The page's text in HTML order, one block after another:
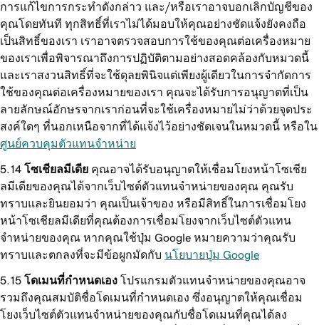
การแก้ไขการกระทำดังกล่าว และ/หรือเราอาจบอกเลิกบัญชีของ
คุณโดยทันที ทุกสิทธิ์ที่เราไม่ได้มอบให้คุณอย่างชัดแจ้งยังคงถือ
เป็นสิทธิ์ของเรา เราอาจตรวจสอบการใช้ของคุณต่อเครื่องหมาย
ของเราเพื่อพิจารณาถึงการปฏิบัติตามอย่างสอดคล้องกับหมวดนี้
และเราสงวนสิทธิ์ที่จะใช้ดุลยพินิจแต่เพียงผู้เดียวในการจำกัดการ
ใช้ของคุณต่อเครื่องหมายของเรา คุณจะได้รับการอนุญาตที่เป็น
ลายลักษณ์อักษรจากเราก่อนที่จะใช้เครื่องหมายไม่ว่าด้วยจุดประ
สงค์ใดๆ ที่นอกเหนือจากที่ได้แจ้งไว้อย่างชัดเจนในหมวดนี้ หรือใน
ศูนย์ควบคุมตัวแทนจำหน่าย
โซเชียลมีเดีย คุณอาจได้รับอนุญาตให้เชื่อมโยงหน้าโซเชีย
ลมีเดียของคุณได้จากเว็บไซต์ตัวแทนจำหน่ายของคุณ คุณรับ
ทราบและยินยอมว่า คุณเป็นเจ้าของ หรือมีสิทธิ์ในการเชื่อมโยง
หน้าโซเชียลมีเดียที่คุณต้องการเชื่อมโยงจากเว็บไซต์ตัวแทน
จำหน่ายของคุณ หากคุณใช้ปุ่ม Google หมายความว่าคุณรับ
ทราบและตกลงที่จะมีข้อผูกมัดกับ นโยบายปุ่ม Google
โดเมนที่กำหนดเอง โปรแกรมตัวแทนจำหน่ายของคุณอาจ
รวมถึงคุณสมบัติชื่อโดเมนที่กำหนดเอง ซึ่งอนุญาตให้คุณเชื่อม
โยงเว็บไซต์ตัวแทนจำหน่ายของคุณกับชื่อโดเมนที่คุณได้ลง